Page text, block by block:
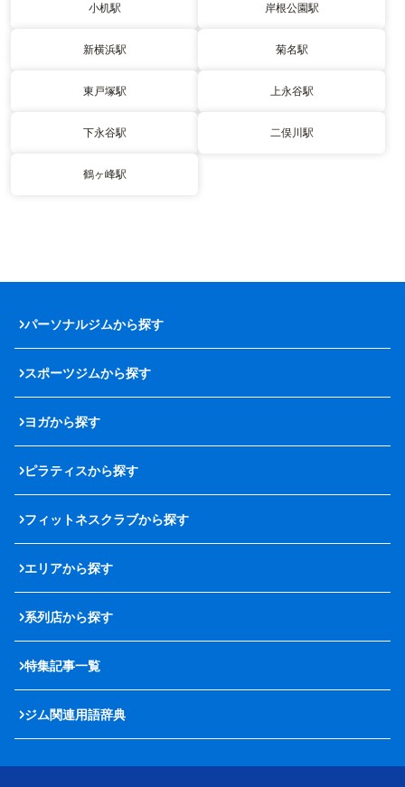
小机駅 岸根公園駅
新横浜駅 菊名駅
東戸塚駅 上永谷駅
下永谷駅 二俣川駅
鶴ヶ峰駅
パーソナルジムから探す
スポーツジムから探す
ヨガから探す
ピラティスから探す
フィットネスクラブから探す
エリアから探す
系列店から探す
特集記事一覧
ジム関連用語辞典